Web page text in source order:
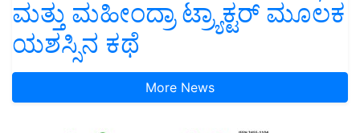
ಮತ್ತು ಮಹೀಂದ್ರಾ ಟ್ರ್ಯಾಕ್ಟರ್ ಮೂಲಕ
ಯಶಸ್ಸಿನ ಕಥೆ
More News